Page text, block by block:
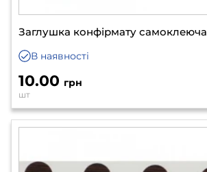
Заглушка конфірмату самоклеюча
В наявності
10.00 грн
шт